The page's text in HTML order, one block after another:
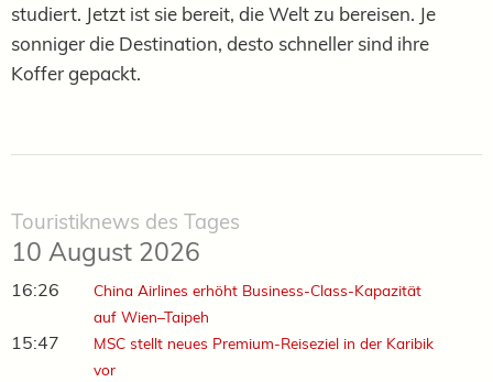
studiert. Jetzt ist sie bereit, die Welt zu bereisen. Je
sonniger die Destination, desto schneller sind ihre
Koffer gepackt.
Touristiknews des Tages
10 August 2026
16:26
China Airlines erhöht Business-Class-Kapazität
auf Wien–Taipeh
15:47
MSC stellt neues Premium-Reiseziel in der Karibik
vor